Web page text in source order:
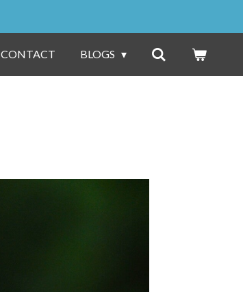
CONTACT BLOGS